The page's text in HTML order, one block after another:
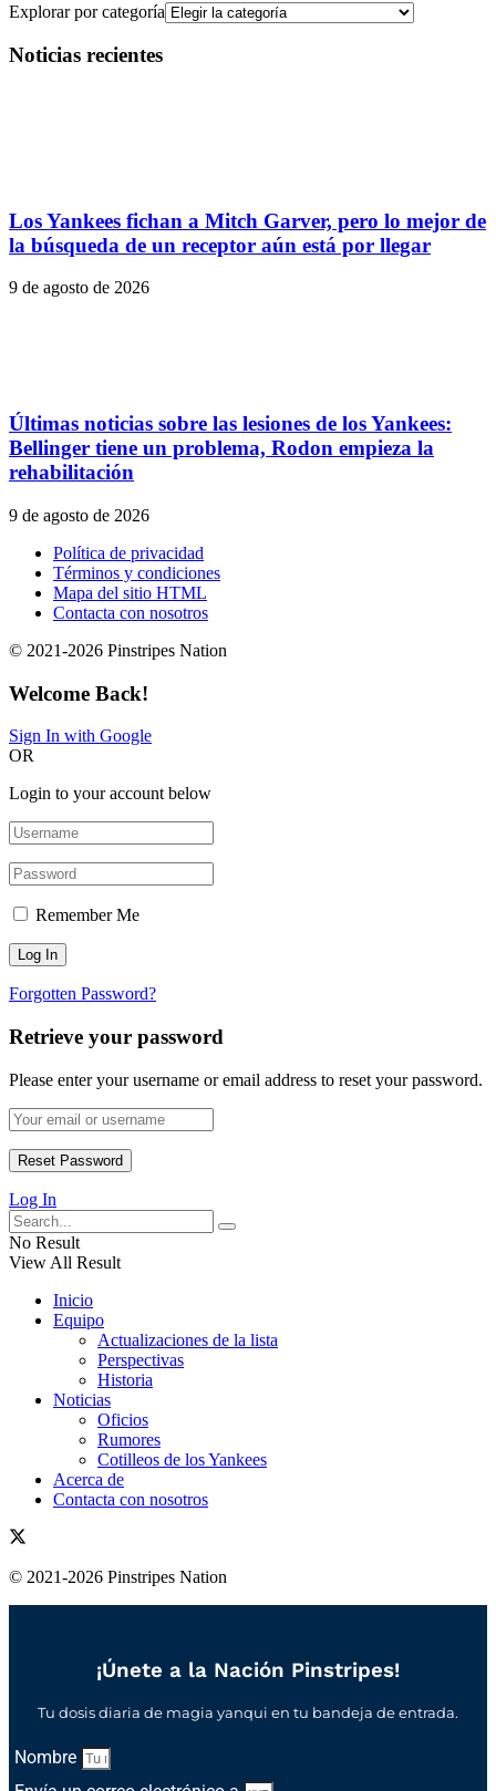
Explorar por categoría
Noticias recientes
Los Yankees fichan a Mitch Garver, pero lo mejor de
la búsqueda de un receptor aún está por llegar
9 de agosto de 2026
Últimas noticias sobre las lesiones de los Yankees:
Bellinger tiene un problema, Rodon empieza la
rehabilitación
9 de agosto de 2026
Política de privacidad
Términos y condiciones
Mapa del sitio HTML
Contacta con nosotros
© 2021-2026 Pinstripes Nation
Welcome Back!
Sign In with Google
OR
Login to your account below
Remember Me
Forgotten Password?
Retrieve your password
Please enter your username or email address to reset your password.
Log In
No Result
View All Result
Inicio
Equipo
Actualizaciones de la lista
Perspectivas
Historia
Noticias
Oficios
Rumores
Cotilleos de los Yankees
Acerca de
Contacta con nosotros
© 2021-2026 Pinstripes Nation
¡Únete a la Nación Pinstripes!
Tu dosis diaria de magia yanqui en tu bandeja de entrada.
Nombre